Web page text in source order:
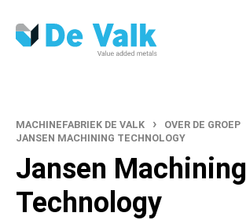
MACHINEFABRIEK DE VALK › OVER DE GROEP
JANSEN MACHINING TECHNOLOGY
Jansen Machining
Technology